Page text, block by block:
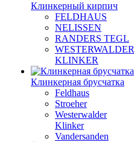
Клинкерный кирпич
FELDHAUS
NELISSEN
RANDERS TEGL
WESTERWALDER
KLINKER
Клинкерная брусчатка
Feldhaus
Stroeher
Westerwalder
Klinker
Vandersanden